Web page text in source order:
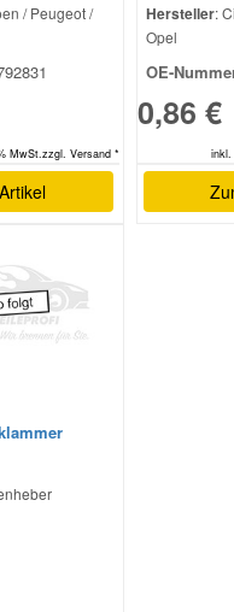
/ Peugeot /
MwSt.zzgl. Versand *
Hersteller:
Opel
OE-
0,86 €
inkl.